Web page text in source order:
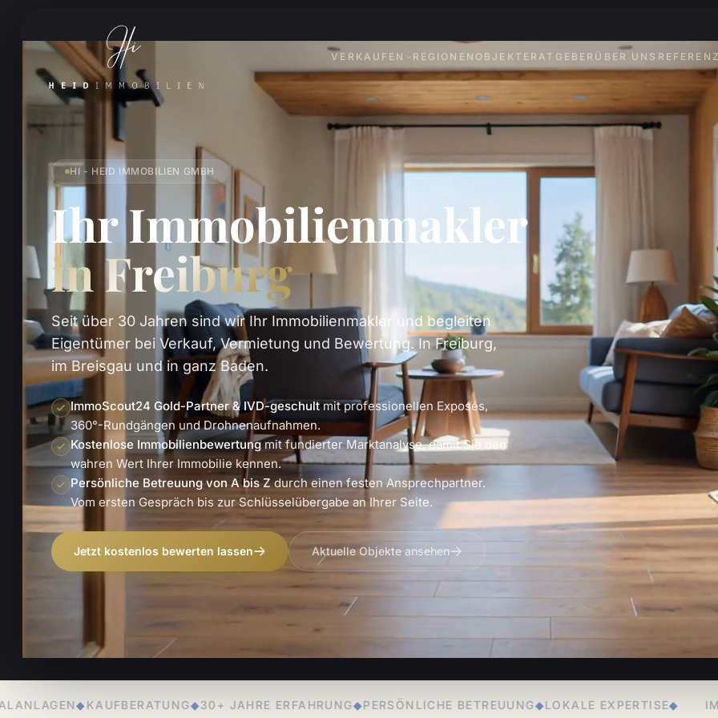
VERKAUFEN REGIONEN OBJEKTE RATGEBER ÜBER UNS
HI - HEID IMMOBILIEN GMBH
Ihr Immobilienmakler
in Freiburg
Seit über 30 Jahren sind wir Ihr Immobilienmakler und begleiten
Eigentümer bei Verkauf, Vermietung und Bewertung. In Freiburg,
im Breisgau und in ganz Baden.
ImmoScout24 Gold-Partner & IVD-geschultmit professionellen Exposés,
360°-Rundgängen und Drohnenaufnahmen.
Kostenlose Immobilienbewertungmit fundierter Marktanalyse, damit Sie den
wahren Wert Ihrer Immobilie kennen.
Persönliche Betreuung von A bis Zdurch einen festen Ansprechpartner.
Vom ersten Gespräch bis zur Schlüsselübergabe an Ihrer Seite.
Jetzt kostenlos bewerten lassen Aktuelle Objekte ansehen
◆30+ JAHRE ERFAHRUNG◆PERSÖNLICHE BETREUUNG◆LOKALE EXPERTISE◆ IMMOBILIENVERKAUF ◆